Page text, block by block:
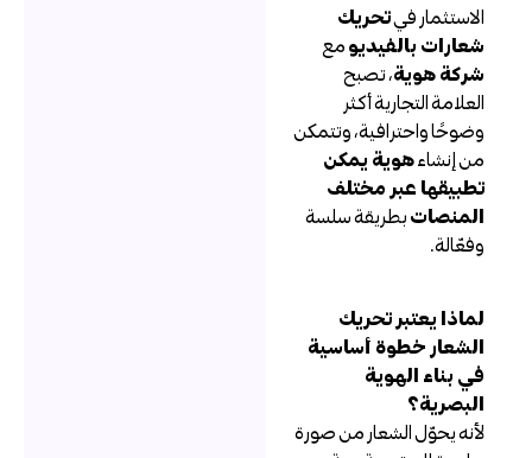
الاستثمار فيتحريك
شعارات بالفيديومع
شركة هوية، تصبح
العلامة التجارية أكثر
وضوحًا واحترافية، وتتمكن
من إنشاءهوية يمكن
تطبيقها عبر مختلف
المنصاتبطريقة سلسة
وفعّالة.
لماذا يعتبر تحريك
الشعار خطوة أساسية
في بناء الهوية
البصرية؟
لأنه يحوّل الشعار من صورة